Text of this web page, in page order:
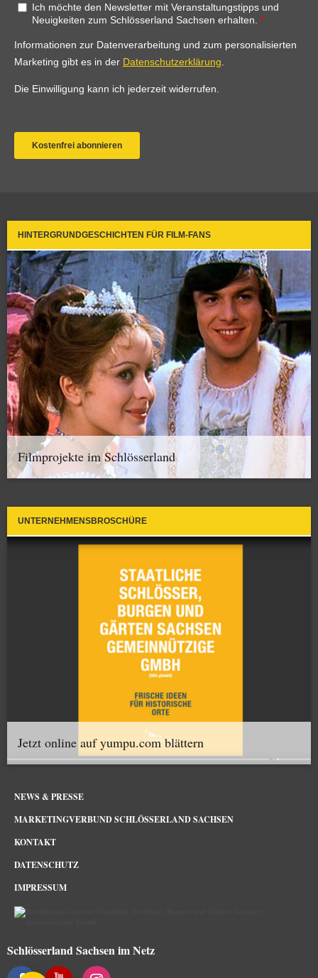
HINTERGRUNDGESCHICHTEN FÜR FILM-FANS
Filmprojekte im Schlösserland
UNTERNEHMENSBROSCHÜRE
Jetzt online auf yumpu.com blättern
NEWS & PRESSE
MARKETINGVERBUND SCHLÖSSERLAND SACHSEN
KONTAKT
DATENSCHUTZ
IMPRESSUM
Schlösserland Sachsen im Netz